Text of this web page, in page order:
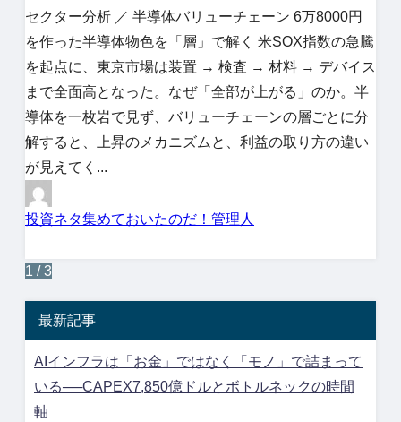
セクター分析 ／ 半導体バリューチェーン 6万8000円
を作った半導体物色を「層」で解く 米SOX指数の急騰
を起点に、東京市場は装置 → 検査 → 材料 → デバイス
まで全面高となった。なぜ「全部が上がる」のか。半
導体を一枚岩で見ず、バリューチェーンの層ごとに分
解すると、上昇のメカニズムと、利益の取り方の違い
が見えてく...
投資ネタ集めておいたのだ！管理人
1 / 3
最新記事
AIインフラは「お金」ではなく「モノ」で詰まって
いる──CAPEX7,850億ドルとボトルネックの時間
軸